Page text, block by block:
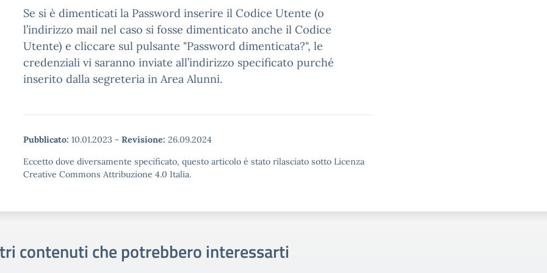
Se si è dimenticati la Password inserire il Codice Utente (o
l’indirizzo mail nel caso si fosse dimenticato anche il Codice
Utente) e cliccare sul pulsante "Password dimenticata?", le
credenziali vi saranno inviate all’indirizzo specificato purché
inserito dalla segreteria in Area Alunni.
Pubblicato: 10.01.2023 - Revisione: 26.09.2024
Eccetto dove diversamente specificato, questo articolo è stato rilasciato sotto Licenza
Creative Commons Attribuzione 4.0 Italia.
contenuti che potrebbero interessarti